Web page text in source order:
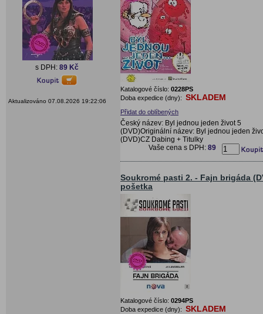
s DPH:89 Kč
Aktualizováno 07.08.2026 19:22:06
Katalogové číslo: 0228PS
Doba expedice (dny): SKLADEM
Přidat do oblíbených
Český název: Byl jednou jeden život 5
(DVD)Originální název: Byl jednou jeden
(DVD)CZ Dabing + Titulky
Vaše cena s DPH: 89
Soukromé pasti 2. - Fajn brigáda
pošetka
Katalogové číslo: 0294PS
Doba expedice (dny): SKLADEM